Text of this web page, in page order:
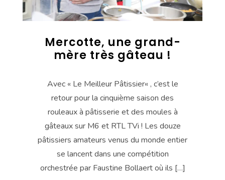
Mercotte, une grand-
mère très gâteau !
Avec « Le Meilleur Pâtissier« , c’est le
retour pour la cinquième saison des
rouleaux à pâtisserie et des moules à
gâteaux sur M6 et RTL TVi ! Les douze
pâtissiers amateurs venus du monde entier
se lancent dans une compétition
orchestrée par Faustine Bollaert où ils […]